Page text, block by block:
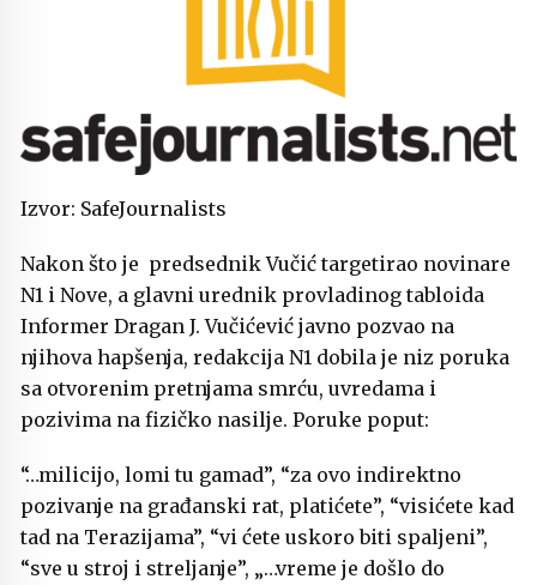
Izvor: SafeJournalists
Nakon što je predsednik Vučić targetirao novinare
N1 i Nove, a glavni urednik provladinog tabloida
Informer Dragan J. Vučićević javno pozvao na
njihova hapšenja, redakcija N1 dobila je niz poruka
sa otvorenim pretnjama smrću, uvredama i
pozivima na fizičko nasilje. Poruke poput:
“…milicijo, lomi tu gamad”, “za ovo indirektno
pozivanje na građanski rat, platićete”, “visićete kad
tad na Terazijama”, “vi ćete uskoro biti spaljeni”,
“sve u stroj i streljanje”, „…vreme je došlo do